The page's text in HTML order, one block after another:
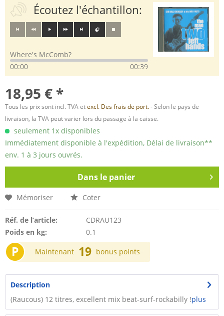
Écoutez l'échantillon:
Where's McComb?
00:00
00:39
18,95 € *
Tous les prix sont incl. TVA etexcl. Des frais de port.- Selon le pays de
livraison, la TVA peut varier lors du passage à la caisse.
seulement 1x disponibles
Immédiatement disponible à l'expédition, Délai de livraison**
env. 1 à 3 jours ouvrés.
Dans le panier
Mémoriser Coter
Réf. de l’article:
CDRAU123
Poids en kg:
0.1
P Maintenant 19 bonus points
Description
(Raucous) 12 titres, excellent mix beat-surf-rockabilly !plus